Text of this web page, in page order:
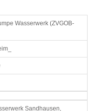
Wasserwerk (ZVGOB-
Sandhausen,